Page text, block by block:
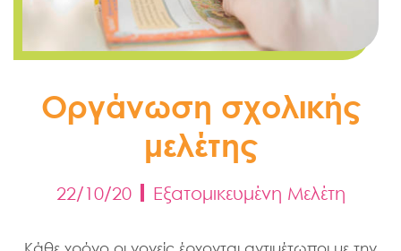
Οργάνωση σχολικής
μελέτης
22/10/20 Εξατομικευμένη Μελέτη